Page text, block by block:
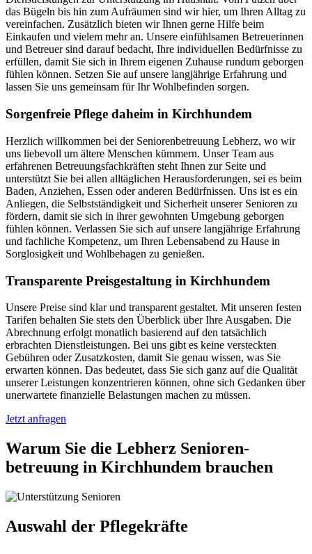
das Bügeln bis hin zum Aufräumen sind wir hier, um Ihren Alltag zu
vereinfachen. Zusätzlich bieten wir Ihnen gerne Hilfe beim
Einkaufen und vielem mehr an. Unsere einfühlsamen Betreuerinnen
und Betreuer sind darauf bedacht, Ihre individuellen Bedürfnisse zu
erfüllen, damit Sie sich in Ihrem eigenen Zuhause rundum geborgen
fühlen können. Setzen Sie auf unsere langjährige Erfahrung und
lassen Sie uns gemeinsam für Ihr Wohlbefinden sorgen.
Sorgenfreie Pflege daheim in Kirchhundem
Herzlich willkommen bei der Seniorenbetreuung Lebherz, wo wir
uns liebevoll um ältere Menschen kümmern. Unser Team aus
erfahrenen Betreuungsfachkräften steht Ihnen zur Seite und
unterstützt Sie bei allen alltäglichen Herausforderungen, sei es beim
Baden, Anziehen, Essen oder anderen Bedürfnissen. Uns ist es ein
Anliegen, die Selbstständigkeit und Sicherheit unserer Senioren zu
fördern, damit sie sich in ihrer gewohnten Umgebung geborgen
fühlen können. Verlassen Sie sich auf unsere langjährige Erfahrung
und fachliche Kompetenz, um Ihren Lebensabend zu Hause in
Sorglosigkeit und Wohlbehagen zu genießen.
Transparente Preisgestaltung in Kirchhundem
Unsere Preise sind klar und transparent gestaltet. Mit unseren festen
Tarifen behalten Sie stets den Überblick über Ihre Ausgaben. Die
Abrechnung erfolgt monatlich basierend auf den tatsächlich
erbrachten Dienstleistungen. Bei uns gibt es keine versteckten
Gebühren oder Zusatzkosten, damit Sie genau wissen, was Sie
erwarten können. Das bedeutet, dass Sie sich ganz auf die Qualität
unserer Leistungen konzentrieren können, ohne sich Gedanken über
unerwartete finanzielle Belastungen machen zu müssen.
Jetzt anfragen
Warum Sie die Lebherz Senioren­
betreuung in Kirchhundem brauchen
Auswahl der Pflegekräfte